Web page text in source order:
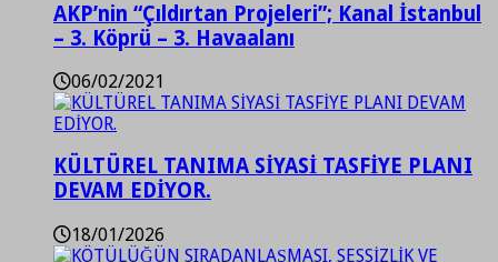
AKP’nin “Çıldırtan Projeleri”; Kanal İstanbul
– 3. Köprü – 3. Havaalanı
06/02/2021
KÜLTÜREL TANIMA SİYASİ TASFİYE PLANI
DEVAM EDİYOR.
18/01/2026